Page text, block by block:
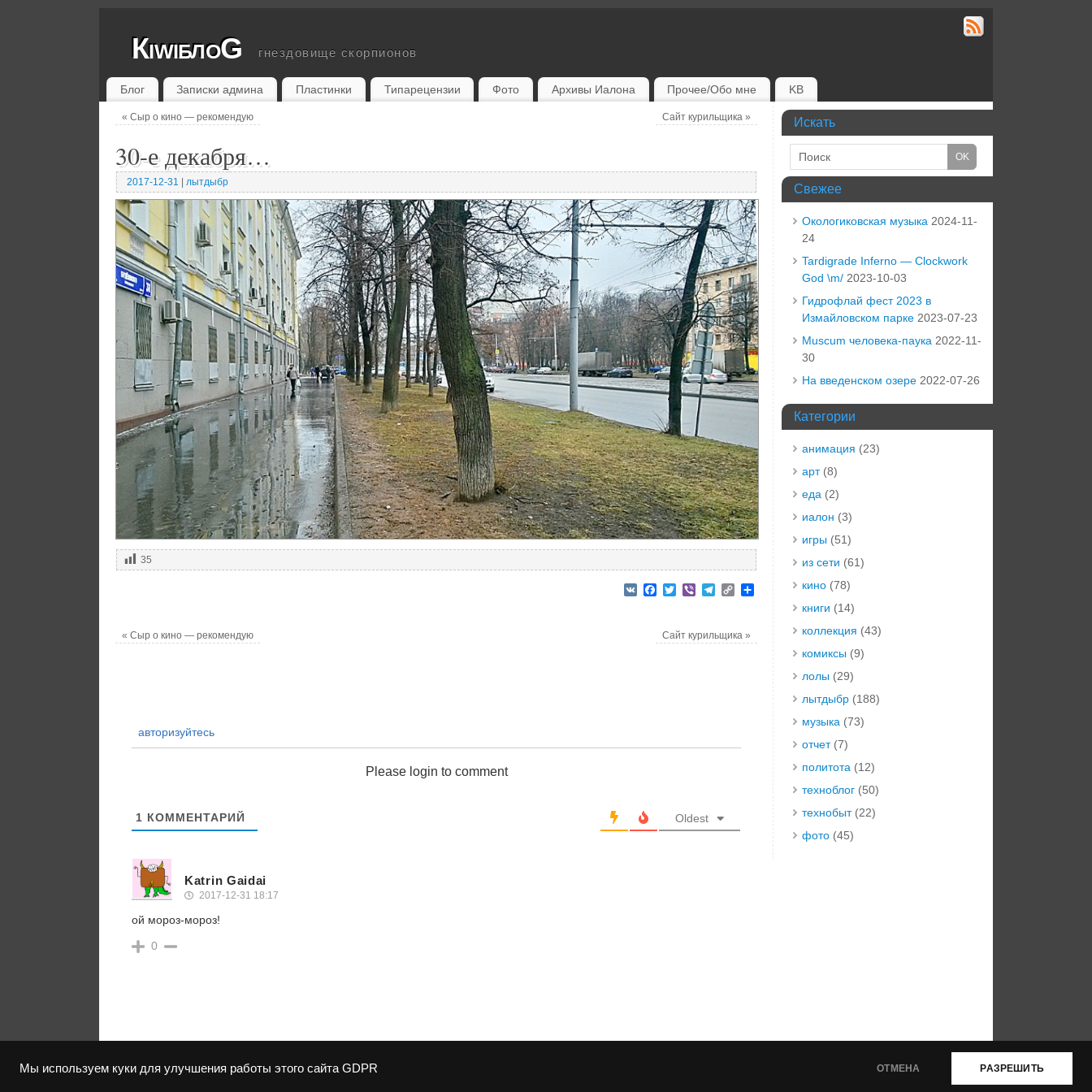
Мы используем куки для улучшения работы этого сайта GDPR ОТМЕНА РАЗРЕШИТЬ
КiwiблоG гнездовище скорпионов
Блог Записки админа Пластинки Типарецензии Фото Архивы Иалона Прочее/Обо мне KB
« Сыр о кино — рекомендую Сайт курильщика»
30-е декабря…
2017-12-31 | лытдыбр
35
VK Facebook
TwitterViberTelegram
CopyОтправить
« Сыр о кино — рекомендую Сайт курильщика»
авторизуйтесь
Please login to comment
1 КОММЕНТАРИЙ Oldest
Katrin Gaidai
2017-12-31 18:17
ой мороз-мороз!
0
Искать
Свежее
Окологиковская музыка 2024-11-
24
Tardigrade Inferno — Clockwork
God \m/ 2023-10-03
Гидрофлай фест 2023 в
Измайловском парке 2023-07-23
Muscum человека-паука 2022-11-
30
На введенском озере 2022-07-26
Категории
анимация (23)
арт(8)
еда (2)
иалон (3)
игры (51)
из сети (61)
кино (78)
книги (14)
коллекция (43)
комиксы (9)
лолы (29)
лытдыбр (188)
музыка (73)
отчет(7)
политота (12)
техноблог (50)
технобыт(22)
фото (45)